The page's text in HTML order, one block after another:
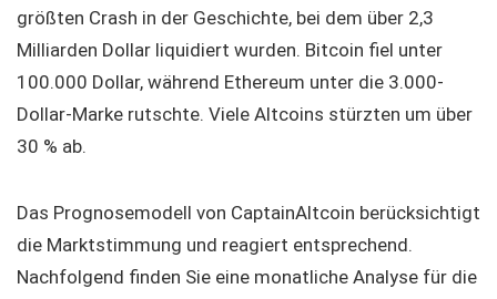
größten Crash in der Geschichte, bei dem über 2,3
Milliarden Dollar liquidiert wurden. Bitcoin fiel unter
100.000 Dollar, während Ethereum unter die 3.000-
Dollar-Marke rutschte. Viele Altcoins stürzten um über
30 % ab.
Das Prognosemodell von CaptainAltcoin berücksichtigt
die Marktstimmung und reagiert entsprechend.
Nachfolgend finden Sie eine monatliche Analyse für die